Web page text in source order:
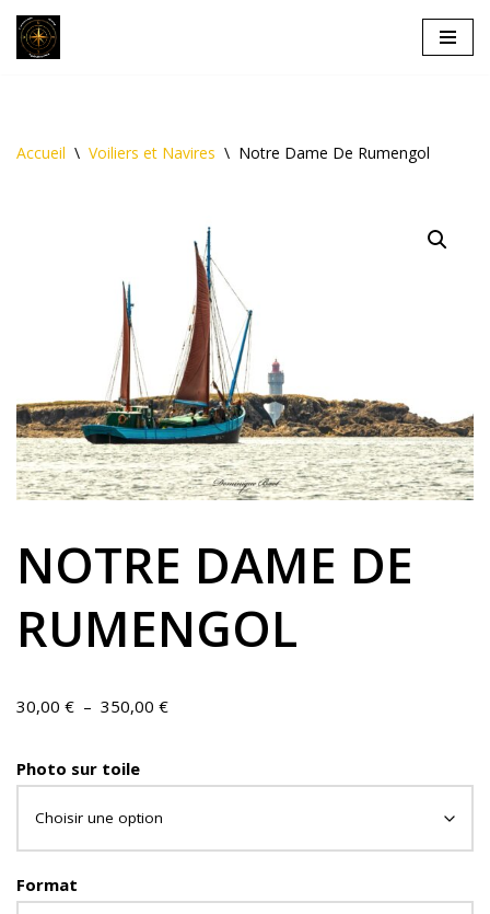
Aller
Accueil \ Voiliers et Navires \ Notre Dame De Rumengol
NOTRE DAME DE
RUMENGOL
30,00 € – 350,00 €
Photo sur toile
Format